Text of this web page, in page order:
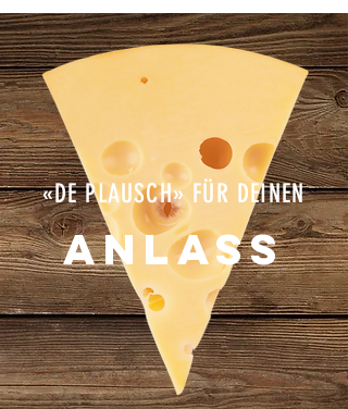
«DE PLAUSCH» FÜR DEINEN
Anlass